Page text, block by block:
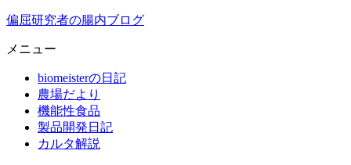
偏屈研究者の腸内ブログ
メニュー
biomeisterの日記
農場だより
機能性食品
製品開発日記
カルタ解説